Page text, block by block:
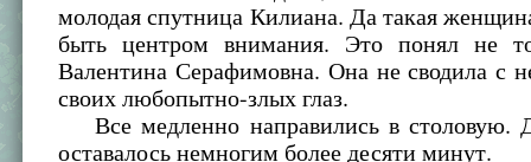
молодая спутница Килиана. Да такая
быть центром внимания. Это понял не
Валентина Серафимовна. Она не сводила с
своих любопытно-злых глаз.
Все медленно направились в столовую.
оставалось немногим более десяти минут.